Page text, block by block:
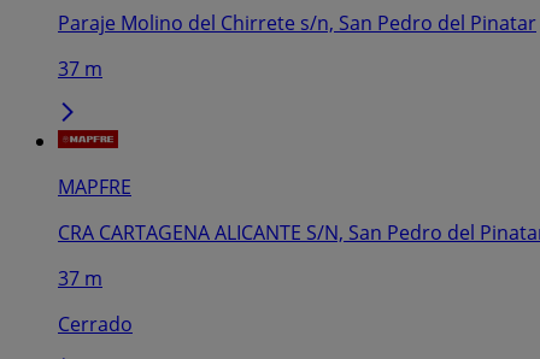
Paraje Molino del Chirrete s/n, San Pedro del Pinatar
37 m
MAPFRE
CRA CARTAGENA ALICANTE S/N, San Pedro del
37 m
Cerrado